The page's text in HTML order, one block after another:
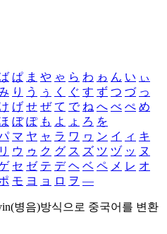
ぱ ま や ゃ ら わ ゎ ん い ぃ
り う ぅ く ぐ す ず つ づ っ
げ せ ぜ て で ね へ べ ぺ め
ぼ ぽ も よ ょ ろ を
マ ヤ ャ ラ ワ ヮ ン イ ィ キ
リ ウ ゥ ク グ ス ズ ツ ヅ ッ ヌ
セ ゼ テ デ ヘ ベ ペ メ レ オ
モ ヨ ョ ロ ヲ ―
병음)방식으로 중국어를 변환